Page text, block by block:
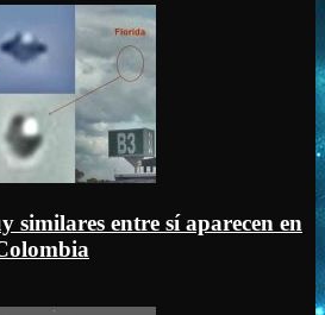
similares entre sí aparecen en